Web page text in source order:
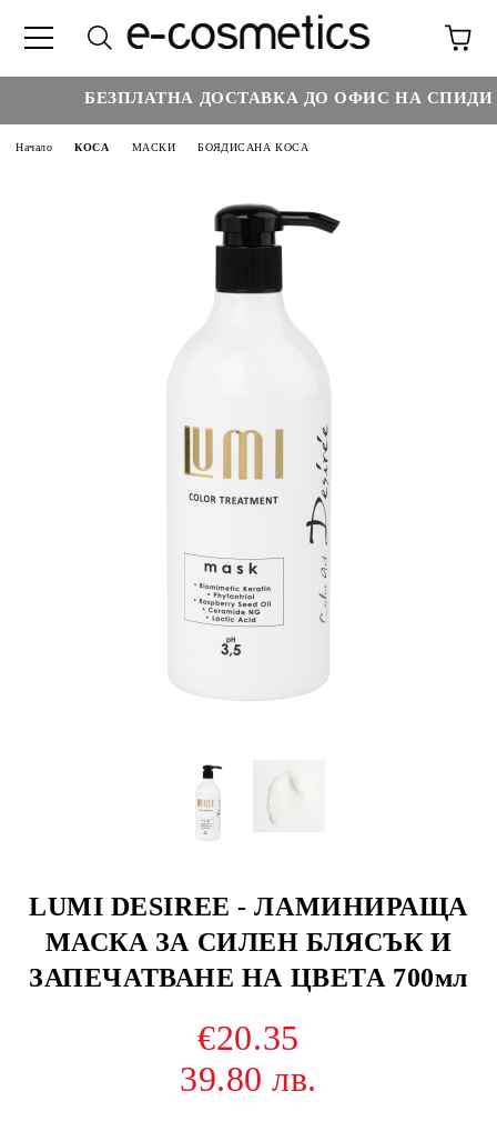
БЕЗПЛАТНА ДОСТАВКА ДО ОФИС НА СПИДИ
Начало КОСА МАСКИ БОЯДИСАНА КОСА
LUMI DESIREE - ЛАМИНИРАЩА
МАСКА ЗА СИЛЕН БЛЯСЪК И
ЗАПЕЧАТВАНЕ НА ЦВЕТА 700мл
€20.35
39.80 лв.